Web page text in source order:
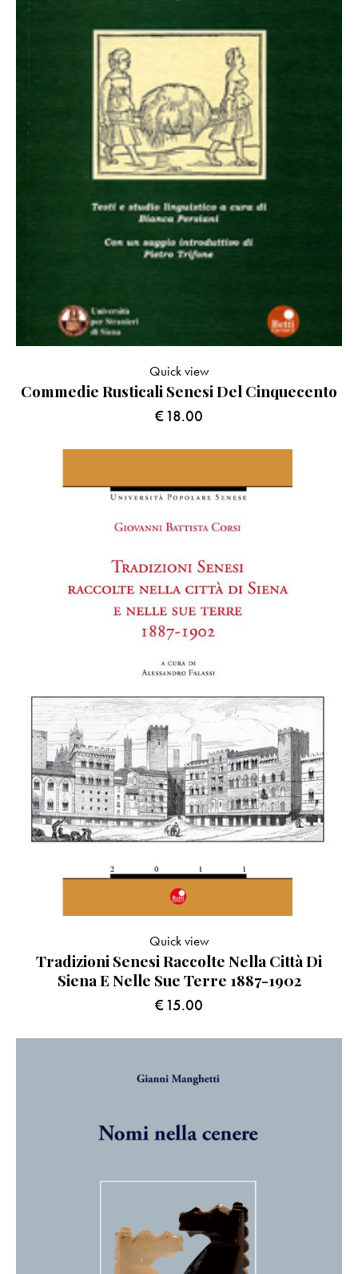
Commedie Rusticali Senesi Del Cinquecento
€18.00
Quick view
Tradizioni Senesi Raccolte Nella Città Di
Siena E Nelle Sue Terre 1887-1902
€15.00
Quick view